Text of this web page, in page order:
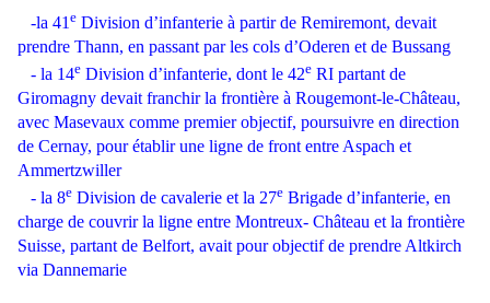
-la 41 e Division d’infanterie à partir de Remiremont, devait
prendre Thann, en passant par les cols d’Oderen et de Bussang
- la 14e Division d’infanterie, dont le 42e RI partant de
Giromagny devait franchir la frontière à Rougemont-le-Château,
avec Masevaux comme premier objectif, poursuivre en direction
de Cernay, pour établir une ligne de front entre Aspach et
Ammertzwiller
- la 8e Division de cavalerie et la 27e Brigade d’infanterie, en
charge de couvrir la ligne entre Montreux- Château et la frontière
Suisse, partant de Belfort, avait pour objectif de prendre Altkirch
via Dannemarie